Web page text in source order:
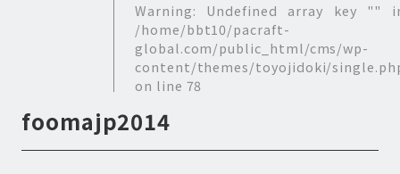
Warning: Undefined array key ""
/home/bbt10/pacraft-
global.com/public_html/cms/wp-
content/themes/toyojidoki/
on line 78
foomajp2014